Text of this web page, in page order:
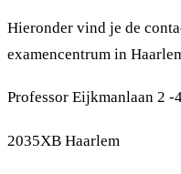
Hieronder vind je de
examencentrum in
Professor Eijkmanlaan 2 -
2035XB Haarlem